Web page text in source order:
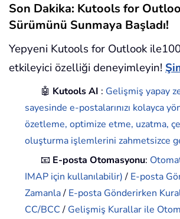
Son Dakika: Kutools for
Sürümünü Sunmaya Başladı!
Yepyeni Kutools for Outlook
etkileyici özelliği deneyimleyin!
🤖 Kutools AI : Gelişmiş yapay
sayesinde e-postalarınızı kolayca
özetleme, optimize etme, uzatma,
oluşturma işlemlerini zahmetsizce
📧 E-posta Otomasyonu:
IMAP için kullanılabilir)/ E-posta
Zamanla/ E-posta Gönderirken
CC/BCC/ Gelişmiş Kurallar ile